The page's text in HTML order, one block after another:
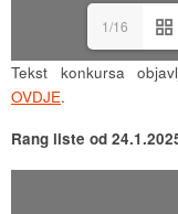
1/16
Tekst konkursa
OVDJE.
Rang liste od